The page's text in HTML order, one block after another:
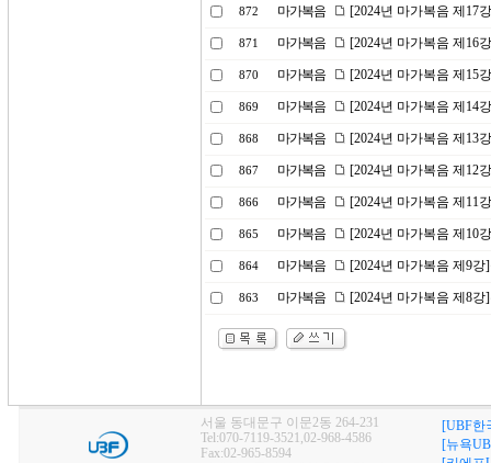
872 마가복음 [2024년 마가복음 제17
871 마가복음 [2024년 마가복음 제16
870 마가복음 [2024년 마가복음 제15
869 마가복음 [2024년 마가복음 제14
868 마가복음 [2024년 마가복음 제13
867 마가복음 [2024년 마가복음 제12
866 마가복음 [2024년 마가복음 제11
865 마가복음 [2024년 마가복음 제10
864 마가복음 [2024년 마가복음 제9
863 마가복음 [2024년 마가복음 제8
서울 동대문구 이문2동 264-231
Tel:070-7119-3521,02-968-4586
Fax:02-965-8594
[UBF한
[뉴욕